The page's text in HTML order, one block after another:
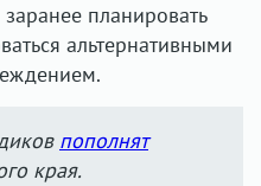
планировать
альтернативными
пополнят
края.